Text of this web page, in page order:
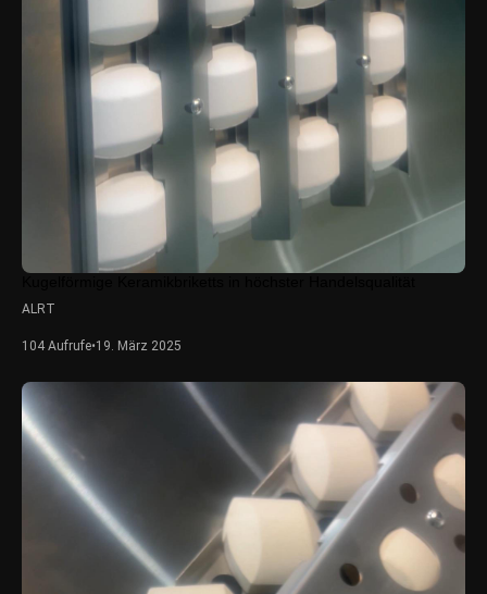
ALRT
104 Aufrufe•19. März 2025